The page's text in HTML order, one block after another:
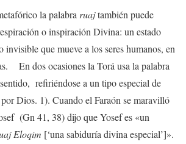
la palabra ruajtambién puede
o inspiración Divina: un estado
invisible que mueve a los seres humanos, en
En dos ocasiones la Torá usa la palabra
refiriéndose a un tipo especial de
Dios. 1). Cuando el Faraón se maravilló
(Gn 41, 38) dijo que Yosef es «un
Eloqim [‘una sabiduría divina especial’]».